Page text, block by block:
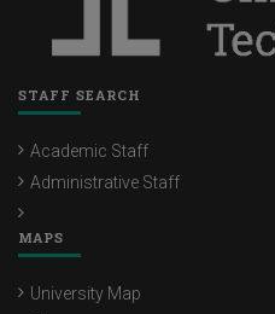
STAFF SEARCH
Academic Staff
Administrative Staff
MAPS
University Map